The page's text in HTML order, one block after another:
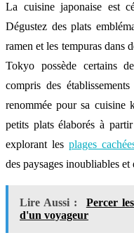
La cuisine japonaise est
Dégustez des plats
ramen et les tempuras dans
Tokyo possède certains
compris des
renommée pour sa cuisine
petits plats élaborés à
explorant les plages
des paysages inoubliables
Lire Aussi :
Percer
d'un voyageur